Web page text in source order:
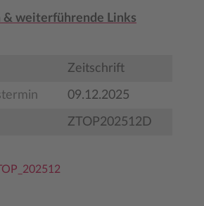
& weiterführende Links
Zeitschrift
09.12.2025
ZTOP202512D